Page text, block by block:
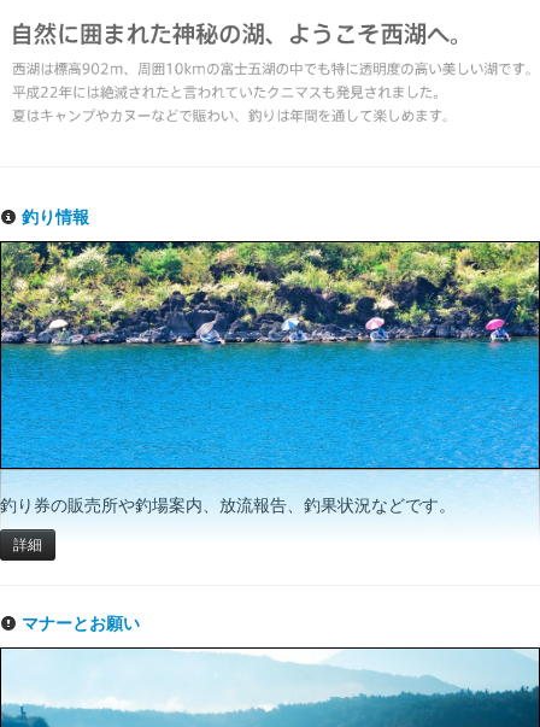
釣り情報
釣り券の販売所や釣場案内、放流報告、釣果状況などです。
詳細
マナーとお願い